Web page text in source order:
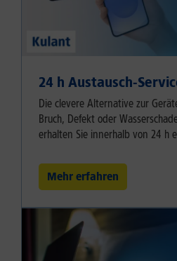
24 h Austausch-
Die clevere Alternative zur
Bruch, Defekt oder
erhalten Sie innerhalb von 24 h
Mehr erfahren